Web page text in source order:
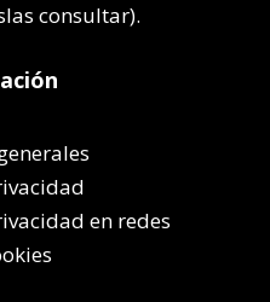
consultar).
en redes